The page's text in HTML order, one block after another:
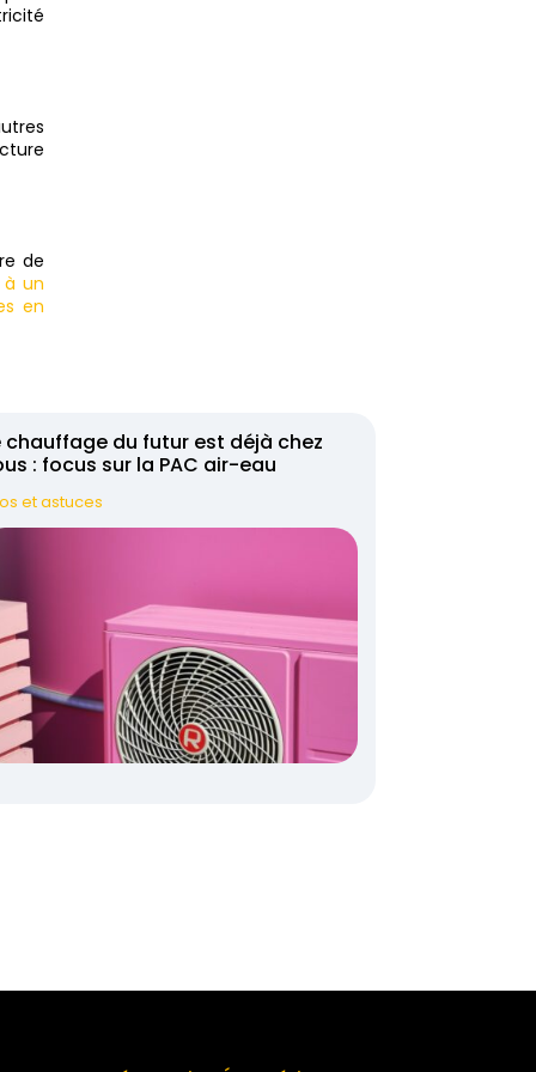
de
à un
en
chauffage du futur est déjà chez
: focus sur la PAC air-eau
et astuces